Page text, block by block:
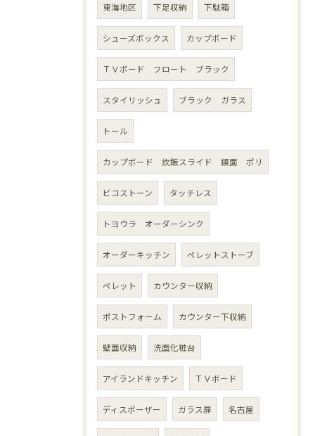
東海地区 下足収納 下駄箱
シューズボックス カップボード
ＴＶボード フロート ブラック
スタイリッシュ ブラック ガラス
トール
カップボード 炊飯スライド 鏡面 ポリ
ビコストーン タッチレス
トヨウラ オーダーシンク
オーダーキッチン ペレットストーブ
ペレット カウンター収納
ポストフォーム カウンター下収納
壁面収納 洗面化粧台
アイランドキッチン ＴＶボード
ディスポーザー ガラス扉 名古屋